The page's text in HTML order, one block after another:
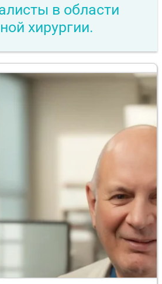
в области
хирургии.